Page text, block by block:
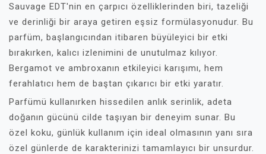
Sauvage EDT'nin en çarpıcı özelliklerinden biri, tazeliği
ve derinliği bir araya getiren eşsiz formülasyonudur. Bu
parfüm, başlangıcından itibaren büyüleyici bir etki
bırakırken, kalıcı izlenimini de unutulmaz kılıyor.
Bergamot ve ambroxanın etkileyici karışımı, hem
ferahlatıcı hem de baştan çıkarıcı bir etki yaratır.
Parfümü kullanırken hissedilen anlık serinlik, adeta
doğanın gücünü cilde taşıyan bir deneyim sunar. Bu
özel koku, günlük kullanım için ideal olmasının yanı sıra
özel günlerde de karakterinizi tamamlayıcı bir unsurdur.